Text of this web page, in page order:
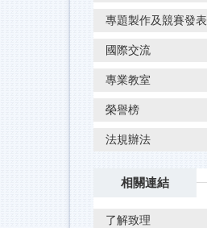
專題製作及競賽發表
國際交流
專業教室
榮譽榜
法規辦法
相關連結
了解致理